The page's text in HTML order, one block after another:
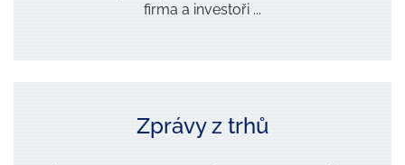
firma a investoři ...
Zprávy z trhů